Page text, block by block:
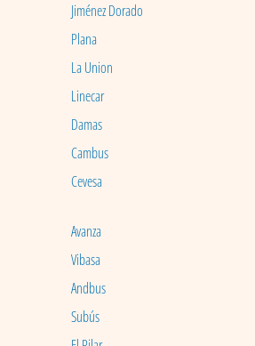
Jiménez Dorado
Plana
La Union
Linecar
Damas
Cambus
Cevesa
Avanza
Vibasa
Andbus
Subús